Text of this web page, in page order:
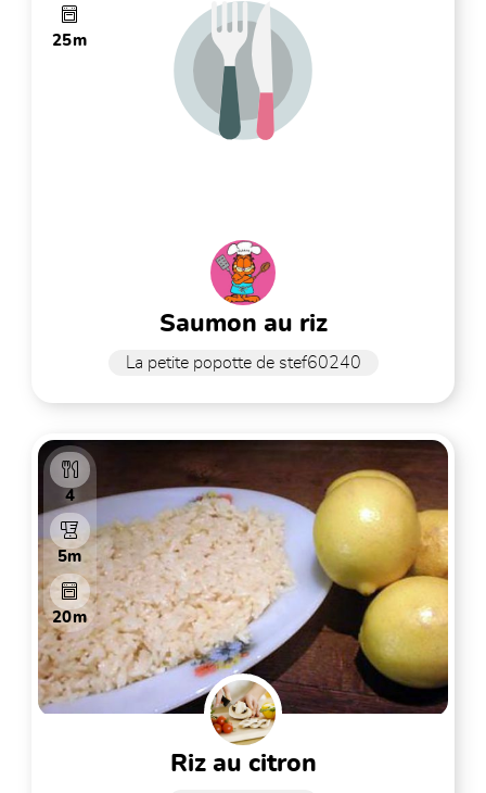
25m
saumon au riz
La petite popotte de stef60240
4
5m
20m
riz au citron